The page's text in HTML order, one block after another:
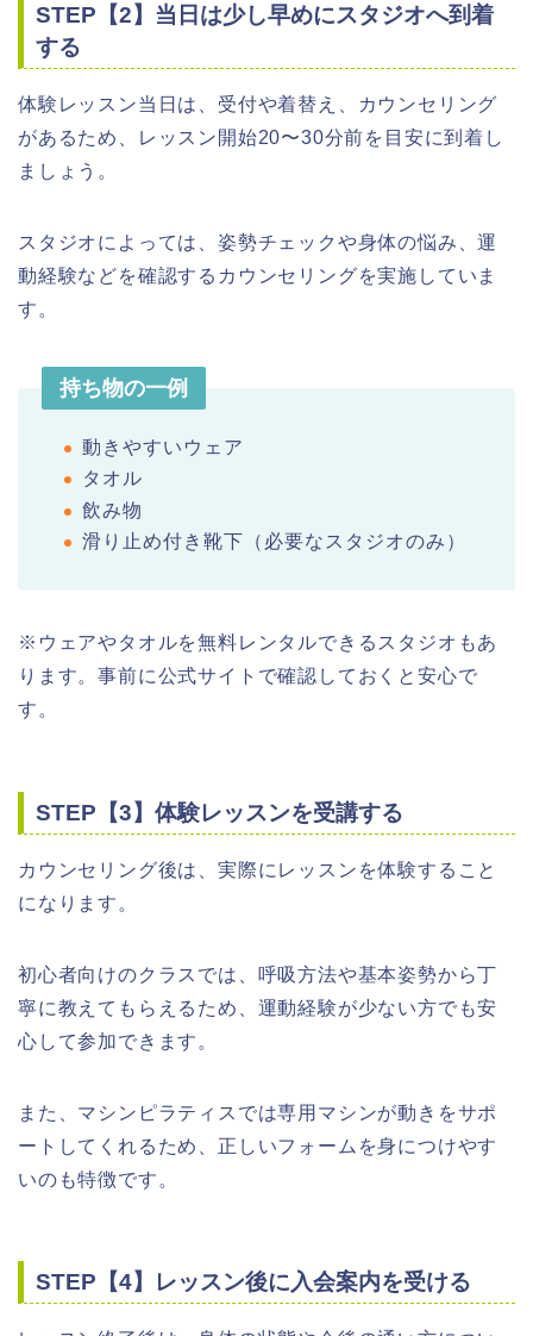
STEP【2】当日は少し早めにスタジオへ到着
する
体験レッスン当日は、受付や着替え、カウンセリング
があるため、レッスン開始20〜30分前を目安に到着し
ましょう。
スタジオによっては、姿勢チェックや身体の悩み、運
動経験などを確認するカウンセリングを実施していま
す。
持ち物の一例
動きやすいウェア
タオル
飲み物
滑り止め付き靴下（必要なスタジオのみ）
※ウェアやタオルを無料レンタルできるスタジオもあ
ります。事前に公式サイトで確認しておくと安心で
す。
STEP【3】体験レッスンを受講する
カウンセリング後は、実際にレッスンを体験すること
になります。
初心者向けのクラスでは、呼吸方法や基本姿勢から丁
寧に教えてもらえるため、運動経験が少ない方でも安
心して参加できます。
また、マシンピラティスでは専用マシンが動きをサポ
ートしてくれるため、正しいフォームを身につけやす
いのも特徴です。
STEP【4】レッスン後に入会案内を受ける